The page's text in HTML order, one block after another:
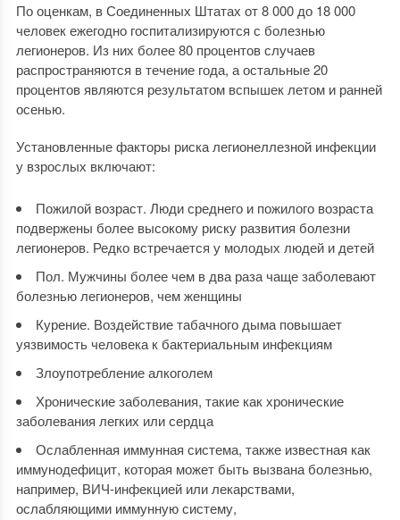
По оценкам, в Соединенных Штатах от 8 000 до 18 000
человек ежегодно госпитализируются с болезнью
легионеров. Из них более 80 процентов случаев
распространяются в течение года, а остальные 20
процентов являются результатом вспышек летом и ранней
осенью.
Установленные факторы риска легионеллезной инфекции
у взрослых включают:
Пожилой возраст. Люди среднего и пожилого возраста
подвержены более высокому риску развития болезни
легионеров. Редко встречается у молодых людей и детей
Пол. Мужчины более чем в два раза чаще заболевают
болезнью легионеров, чем женщины
Курение. Воздействие табачного дыма повышает
уязвимость человека к бактериальным инфекциям
Злоупотребление алкоголем
Хронические заболевания, такие как хронические
заболевания легких или сердца
Ослабленная иммунная система, также известная как
иммунодефицит, которая может быть вызвана болезнью,
например, ВИЧ-инфекцией или лекарствами,
ослабляющими иммунную систему,